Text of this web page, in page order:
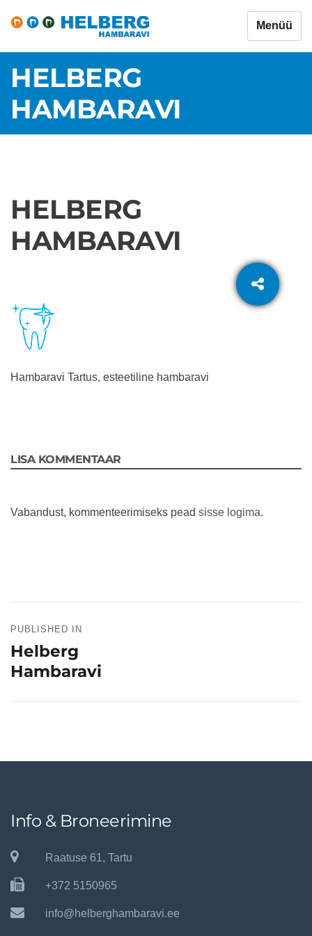
Menüü
HELBERG
HAMBARAVI
HELBERG
HAMBARAVI
Hambaravi Tartus, esteetiline hambaravi
LISA KOMMENTAAR
Vabandust, kommenteerimiseks pead sisse logima.
PUBLISHED IN
Helberg
Hambaravi
Info & Broneerimine
Raatuse 61, Tartu
+372 5150965
info@helberghambaravi.ee